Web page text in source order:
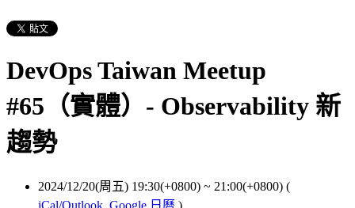
DevOps Taiwan Meetup
#65（實體）- Observability 新
趨勢
2024/12/20(周五) 19:30(+0800) ~ 21:00(+0800) (
iCal/Outlook, Google 日曆 )